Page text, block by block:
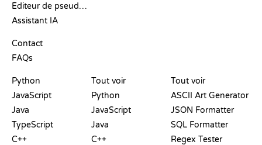
Éditeur de pseudo-code
Assistant IA
Contact
FAQs
Python
JavaScript
Java
TypeScript
C++
Tout voir
Python
JavaScript
Java
C++
Tout voir
ASCII Art Generator
JSON Formatter
SQL Formatter
Regex Tester